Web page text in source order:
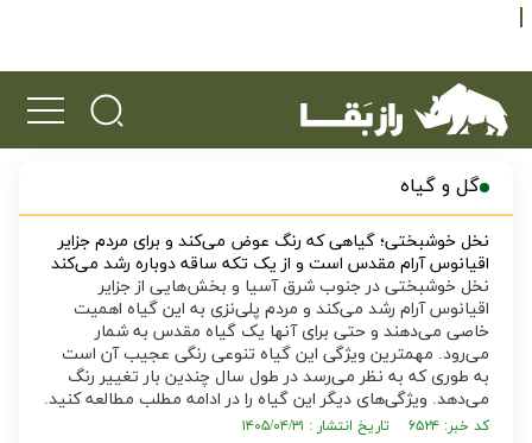
گل و گیاه
نخل خوشبختی؛ گیاهی که رنگ عوض می‌کند و برای مردم جزایر
اقیانوس آرام مقدس است و از یک تکه ساقه دوباره رشد می‌کند
نخل خوشبختی در جنوب شرق آسیا و بخش‌هایی از جزایر
اقیانوس آرام رشد می‌کند و مردم پلی‌نزی به این گیاه اهمیت
خاصی می‌دهند و حتی برای آنها یک گیاه مقدس به شمار
می‌رود. مهمترین ویژگی این گیاه تنوعی رنگی عجیب آن است
به طوری که به نظر می‌رسد در طول سال چندین بار تغییر رنگ
می‌دهد. ویژگی‌های دیگر این گیاه را در ادامه مطلب مطالعه کنید.
کد خبر: ۶۵۲۴ تاریخ انتشار : ۱۴۰۵/۰۴/۳۱